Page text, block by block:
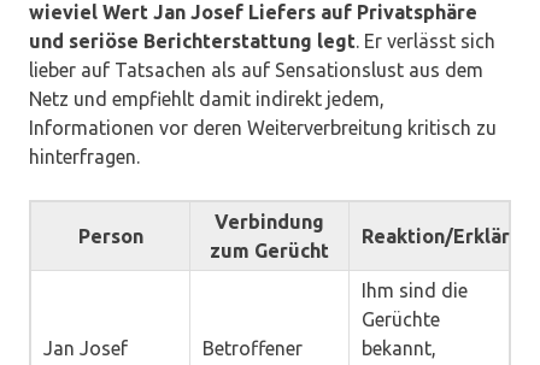
wieviel Wert Jan Josef Liefers auf Privatsphäre
und seriöse Berichterstattung legt. Er verlässt sich
lieber auf Tatsachen als auf Sensationslust aus dem
Netz und empfiehlt damit indirekt jedem,
Informationen vor deren Weiterverbreitung kritisch zu
hinterfragen.
Person
Verbindung
zum Gerücht
Reaktion/
Jan Josef
Betroffener
Ihm sind die
Gerüchte
bekannt,